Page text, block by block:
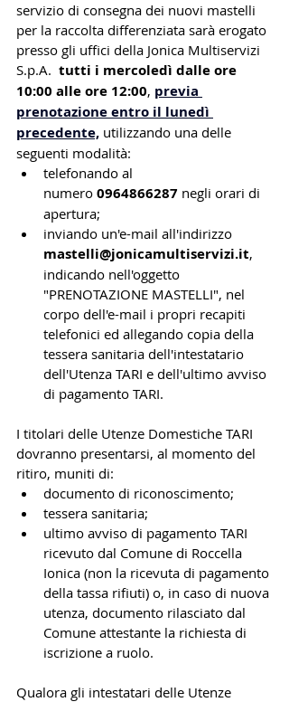
servizio di consegna dei nuovi mastelli
per la raccolta differenziata sarà erogato
presso gli uffici della Jonica Multiservizi
S.p.A. tutti i mercoledì dalle ore
10:00 alle ore 12:00, previa
prenotazione entro il lunedì
precedente, utilizzando una delle
seguenti modalità:
telefonando al
numero 0964866287 negli orari di
apertura;
inviando un'e-mail all'indirizzo
mastelli@jonicamultiservizi.it,
indicando nell'oggetto
"PRENOTAZIONE MASTELLI", nel
corpo dell'e-mail i propri recapiti
telefonici ed allegando copia della
tessera sanitaria dell'intestatario
dell'Utenza TARI e dell'ultimo avviso
di pagamento TARI.
I titolari delle Utenze Domestiche TARI
dovranno presentarsi, al momento del
ritiro, muniti di:
documento di riconoscimento;
tessera sanitaria;
ultimo avviso di pagamento TARI
ricevuto dal Comune di Roccella
Ionica (non la ricevuta di pagamento
della tassa rifiuti) o, in caso di nuova
utenza, documento rilasciato dal
Comune attestante la richiesta di
iscrizione a ruolo.
Qualora gli intestatari delle Utenze